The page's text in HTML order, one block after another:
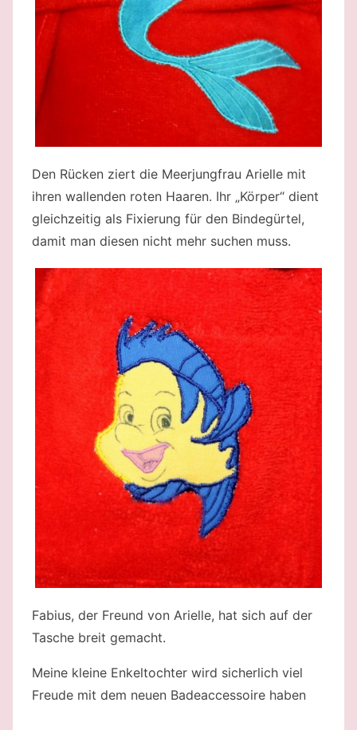
Den Rücken ziert die Meerjungfrau Arielle mit
ihren wallenden roten Haaren. Ihr „Körper“ dient
gleichzeitig als Fixierung für den Bindegürtel,
damit man diesen nicht mehr suchen muss.
Fabius, der Freund von Arielle, hat sich auf der
Tasche breit gemacht.
Meine kleine Enkeltochter wird sicherlich viel
Freude mit dem neuen Badeaccessoire haben